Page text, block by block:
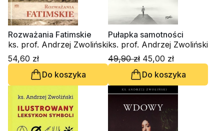
Rozważania Fatimskie
ks. prof. Andrzej Zwoliński
54,60 zł
Do koszyka
Pułapka samotności
ks. prof. Andrzej Zwoliński
49,90 zł 45,00 zł
Do koszyka